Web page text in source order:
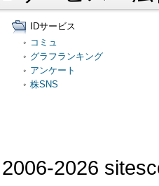
IDサービス
コミュ
グラフランキング
アンケート
株SNS
2026